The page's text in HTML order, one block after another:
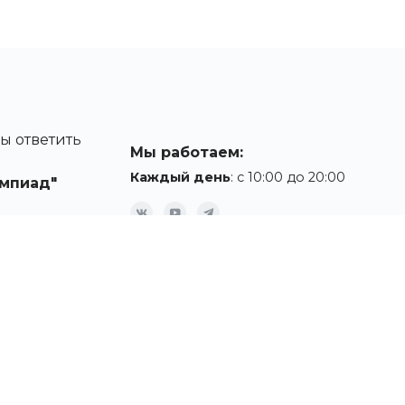
ответить
Мы работаем:
Каждый день: с 10:00 до 20:00